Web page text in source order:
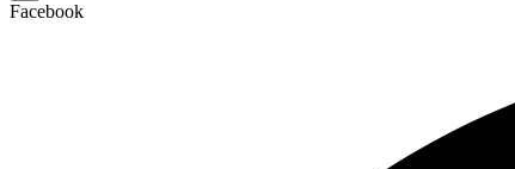
Facebook